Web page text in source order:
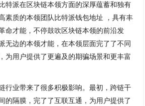
特派在区块链本领方面的深厚蕴蓄和独有
素质的本领团队比特派钱包地址 ，具有丰
命才能，不停鼓吹区块链本领的前沿发
无边的本领才能，在本领层面完了了不同
为用户提供了更遍及的期骗场景和更丰富
行业带来了很多积极影响。最初，跨链干
的隔膜，完了了互联互通，为用户提供了